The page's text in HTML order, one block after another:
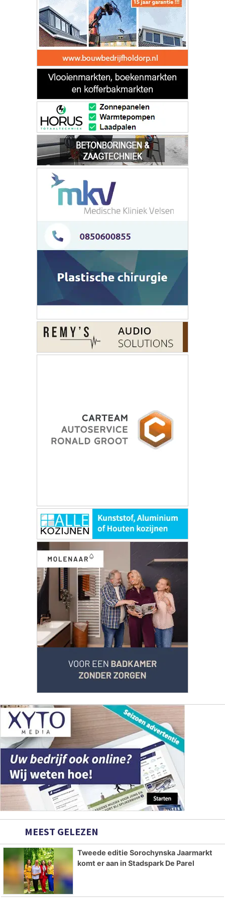
MEEST GELEZEN
Tweede editie Sorochynska Jaarmarkt
komt er aan in Stadspark De Parel